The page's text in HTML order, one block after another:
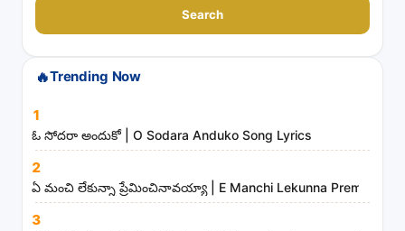
r
h
o
n
g
s
,
Search
🔥Trending Now
1
ఓ సోదరా అందుకో | O Sodara Anduko Song Lyrics
2
ఏ మంచి లేకున్నా ప్రేమించినావయ్యా | E Manchi Lekunna
3